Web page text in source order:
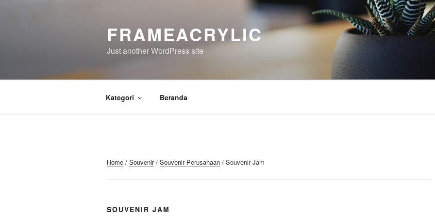
FRAMEACRYLIC
Just another WordPress site
Kategori Beranda
Home / Souvenir/ Souvenir Perusahaan / Souvenir Jam
SOUVENIR JAM